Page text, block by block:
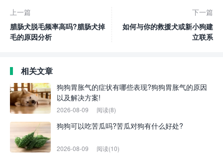
上一篇
腊肠犬脱毛频率高吗?腊肠犬掉
毛的原因分析
下一篇
如何与你的救援犬或新小狗建
立联系
相关文章
狗狗胃胀气的症状有哪些表现?狗狗胃胀气的原因
以及解决方案!
2026-08-09 阅读(8)
狗狗可以吃苦瓜吗?苦瓜对狗有什么好处?
2026-08-09 阅读(10)